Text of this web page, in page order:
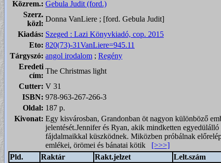
Közrem.: Gebula Judit (ford.)
Szerz.
közl:
Donna VanLiere ; [ford. Gebula Judit]
Kiadás: Szeged : Lazi Könyvkiadó, cop. 2015
Eto: 820(73)-31VanLiere=945.11
Tárgyszó: angol irodalom ; Regény
Eredeti
cím:
The Christmas light
Cutter: V 31
ISBN: 978-963-267-266-3
Oldal: 187 p.
Kivonat: Egy kisvárosban, Grandonban öt nagyon különböző
jelentését.Jennifer és Ryan, akik mindketten
fájdalmaikkal küszködnek. Miközben próbálnak
emlékei, örömei és bánatai kötik [>>>]
Pld.
Raktár Rakt.jelzet
Lelt.szám